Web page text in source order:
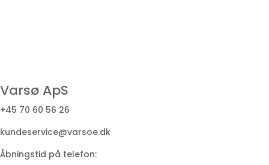
Varsø ApS
+45 70 60 56 26
kundeservice@varsoe.dk
Åbningstid på telefon: